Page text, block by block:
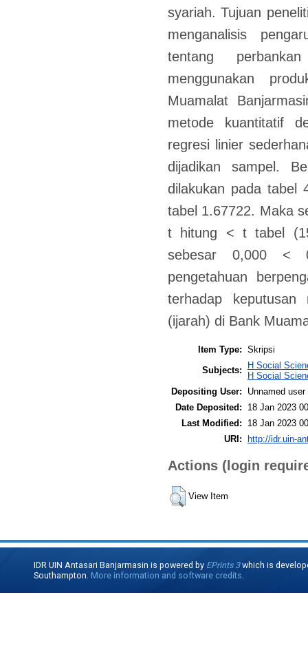
syariah. Tujuan
menganalisis
tentang
menggunakan
Muamalat
metode kuantitatif
regresi linier
dijadikan sampel.
dilakukan pada tabel
tabel 1.67722. Maka
t hitung < t tabel
sebesar 0,000 <
pengetahuan
terhadap keputusan
(ijarah) di Bank
Item Type: Skripsi
Subjects:
H Social
H Social
Depositing User:
Unnamed
Date Deposited:
18 Jan 2023
Last Modified:
18 Jan 2023
URI: http://idr.uin-
Actions (login
View Item
IDR UIN Antasari Banjarmasin is powered by EPrints 3which is
Southampton. More information and software credits.